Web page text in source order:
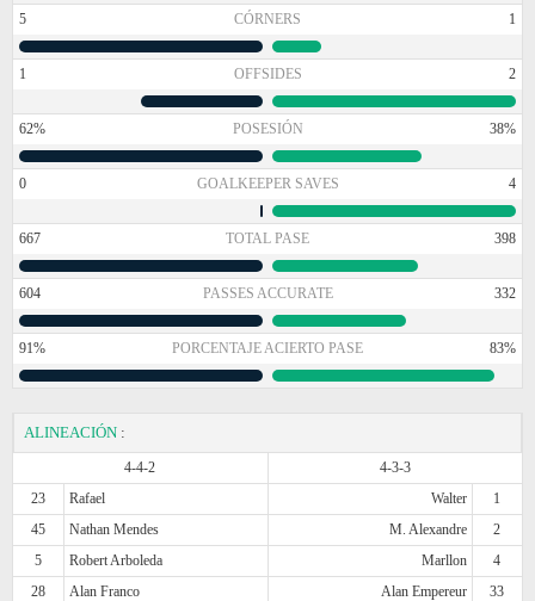
5 CÓRNERS 1
1 OFFSIDES 2
62% POSESIÓN 38%
0 GOALKEEPER SAVES 4
667 TOTAL PASE 398
604 PASSES ACCURATE 332
91% PORCENTAJE ACIERTO PASE 83%
ALINEACIÓN :
4-4-2
4-3-3
23
Rafael Walter
1
45
Nathan Mendes M. Alexandre
2
5
Robert Arboleda Marllon
4
28
Alan Franco Alan Empereur
33